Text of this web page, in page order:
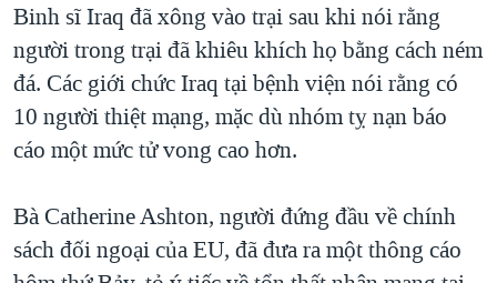
Binh sĩ Iraq đã xông vào trại sau khi nói rằng
người trong trại đã khiêu khích họ bằng cách ném
đá. Các giới chức Iraq tại bệnh viện nói rằng có
10 người thiệt mạng, mặc dù nhóm tỵ nạn báo
cáo một mức tử vong cao hơn.
Bà Catherine Ashton, người đứng đầu về chính
sách đối ngoại của EU, đã đưa ra một thông cáo